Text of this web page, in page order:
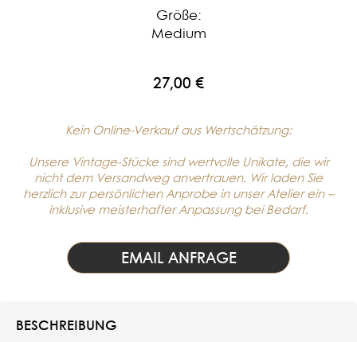
Größe:
Medium
27,00 €
Kein Online-Verkauf aus Wertschätzung:
Unsere Vintage-Stücke sind wertvolle Unikate, die wir
nicht dem Versandweg anvertrauen. Wir laden Sie
herzlich zur persönlichen Anprobe in unser Atelier ein –
inklusive meisterhafter Anpassung bei Bedarf.
EMAIL ANFRAGE
BESCHREIBUNG